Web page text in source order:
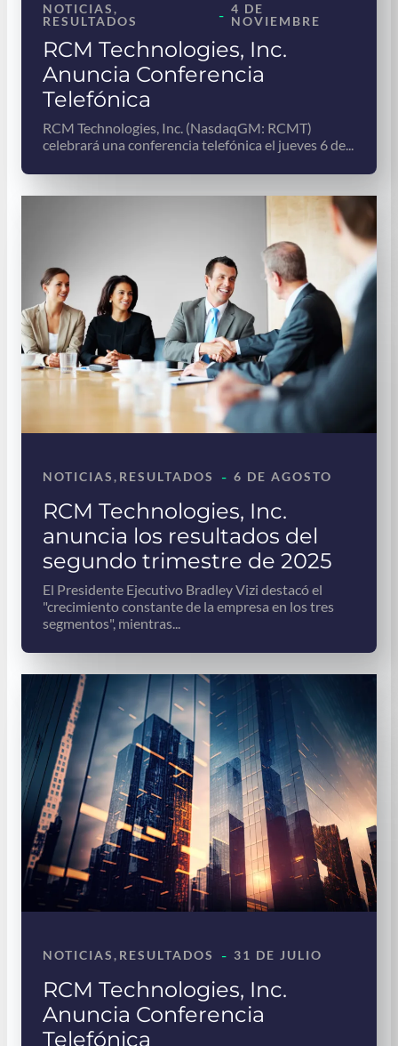
RCM Technologies, Inc.
Anuncia Conferencia
Telefónica
NOTICIAS
RESULTADOS
- 4 DE
NOVIEMBRE
RCM Technologies, Inc. (NasdaqGM: RCMT)
celebrará una conferencia telefónica el jueves 6 de...
RCM Technologies, Inc.
anuncia los resultados del
segundo trimestre de 2025
NOTICIAS, RESULTADOS - 6 DE AGOSTO
El Presidente Ejecutivo Bradley Vizi destacó el
"crecimiento constante de la empresa en los tres
segmentos", mientras...
RCM Technologies, Inc.
Anuncia Conferencia
Telefónica
NOTICIAS, RESULTADOS - 31 DE JULIO